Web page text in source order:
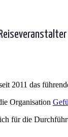
2011 das
Organisation
für die